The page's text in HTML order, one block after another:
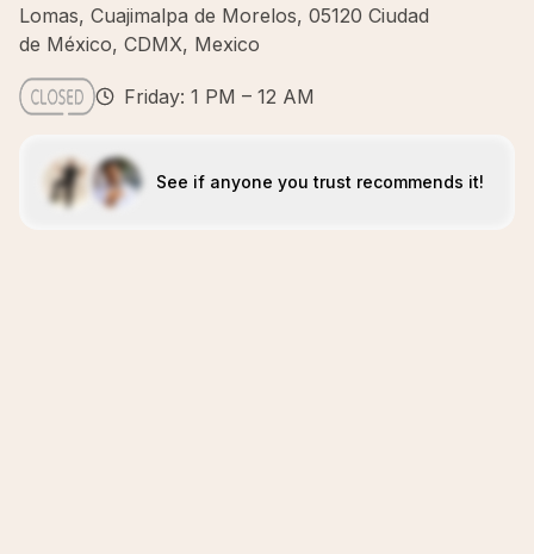
Lomas, Cuajimalpa de Morelos, 05120 Ciudad
de México, CDMX, Mexico
Friday: 1 PM – 12 AM
See if anyone you trust recommends it!